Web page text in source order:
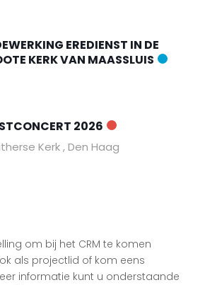
EREDIENST IN DE
KERK VAN MAASSLUIS
2026
Kerk , Den Haag
om bij het CRM te komen
als projectlid of kom eens
informatie kunt u onderstaande